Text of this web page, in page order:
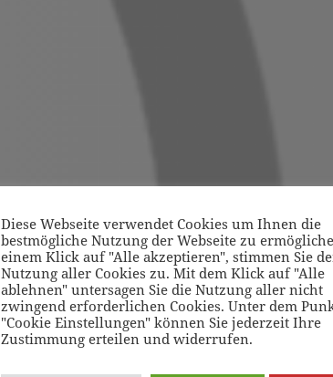
Diese Webseite verwendet Cookies um Ihnen die
bestmögliche Nutzung der Webseite zu
einem Klick auf "Alle akzeptieren", stimmen Sie
Nutzung aller Cookies zu. Mit dem Klick auf "Alle
ablehnen" untersagen Sie die Nutzung aller nicht
zwingend erforderlichen Cookies. Unter dem
"Cookie Einstellungen" können Sie jederzeit Ihre
Zustimmung erteilen und widerrufen.